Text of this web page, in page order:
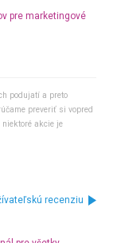
pre marketingové
podujatí a preto
preveriť si vopred
akcie je
recenziu